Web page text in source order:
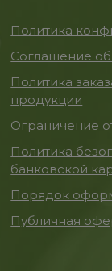
Политика
Соглашение об
Политика
продукции
Ограничение
Политика
банковской
Порядок
Публичная